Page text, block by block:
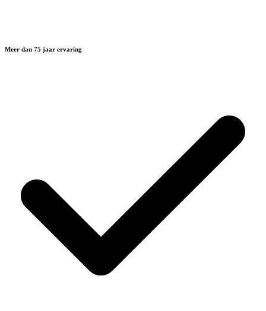
Meer dan 75 jaar ervaring